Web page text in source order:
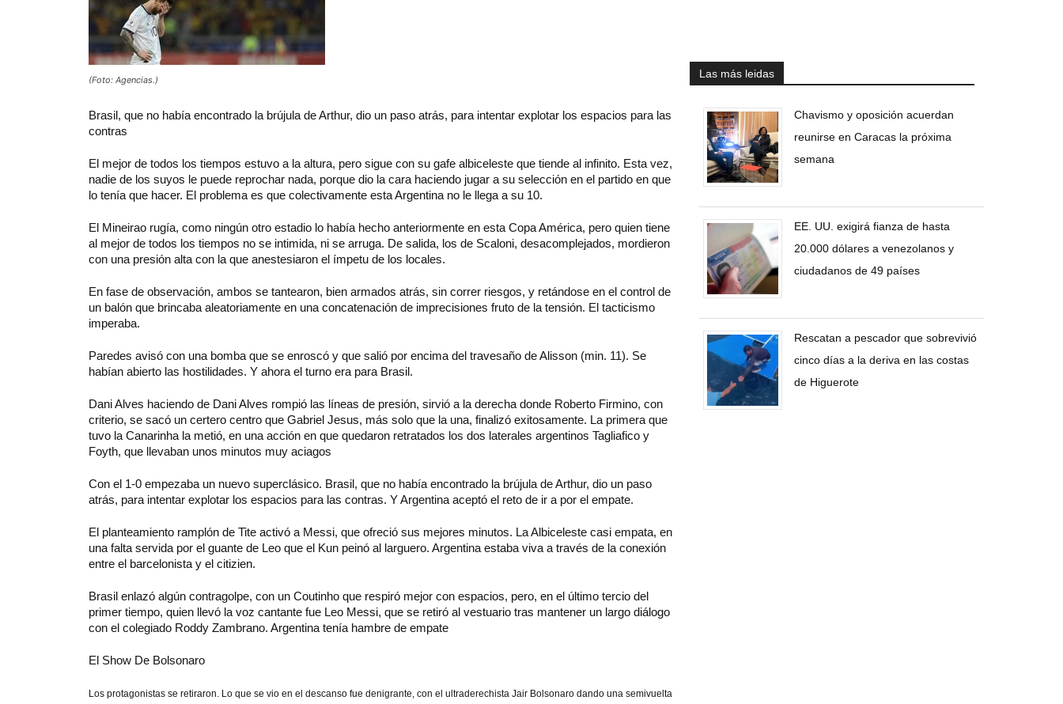
(Foto: Agencias.)
Brasil, que no había encontrado la brújula de Arthur, dio un paso atrás, para intentar explotar los espacios para las
contras
El mejor de todos los tiempos estuvo a la altura, pero sigue con su gafe albiceleste que tiende al infinito. Esta vez,
nadie de los suyos le puede reprochar nada, porque dio la cara haciendo jugar a su selección en el partido en que
lo tenía que hacer. El problema es que colectivamente esta Argentina no le llega a su 10.
El Mineirao rugía, como ningún otro estadio lo había hecho anteriormente en esta Copa América, pero quien tiene
al mejor de todos los tiempos no se intimida, ni se arruga. De salida, los de Scaloni, desacomplejados, mordieron
con una presión alta con la que anestesiaron el ímpetu de los locales.
En fase de observación, ambos se tantearon, bien armados atrás, sin correr riesgos, y retándose en el control de
un balón que brincaba aleatoriamente en una concatenación de imprecisiones fruto de la tensión. El tacticismo
imperaba.
Paredes avisó con una bomba que se enroscó y que salió por encima del travesaño de Alisson (min. 11). Se
habían abierto las hostilidades. Y ahora el turno era para Brasil.
Dani Alves haciendo de Dani Alves rompió las líneas de presión, sirvió a la derecha donde Roberto Firmino, con
criterio, se sacó un certero centro que Gabriel Jesus, más solo que la una, finalizó exitosamente. La primera que
tuvo la Canarinha la metió, en una acción en que quedaron retratados los dos laterales argentinos Tagliafico y
Foyth, que llevaban unos minutos muy aciagos
Con el 1-0 empezaba un nuevo superclásico. Brasil, que no había encontrado la brújula de Arthur, dio un paso
atrás, para intentar explotar los espacios para las contras. Y Argentina aceptó el reto de ir a por el empate.
El planteamiento ramplón de Tite activó a Messi, que ofreció sus mejores minutos. La Albiceleste casi empata, en
una falta servida por el guante de Leo que el Kun peinó al larguero. Argentina estaba viva a través de la conexión
entre el barcelonista y el citizien.
Brasil enlazó algún contragolpe, con un Coutinho que respiró mejor con espacios, pero, en el último tercio del
primer tiempo, quien llevó la voz cantante fue Leo Messi, que se retiró al vestuario tras mantener un largo diálogo
con el colegiado Roddy Zambrano. Argentina tenía hambre de empate
El Show De Bolsonaro
Los protagonistas se retiraron. Lo que se vio en el descanso fue denigrante, con el ultraderechista Jair Bolsonaro dando una semivuelta
Las más leidas
Chavismo y oposición acuerdan
reunirse en Caracas la próxima
semana
EE. UU. exigirá fianza de hasta
20.000 dólares a venezolanos y
ciudadanos de 49 países
Rescatan a pescador que sobrevivió
cinco días a la deriva en las costas
de Higuerote